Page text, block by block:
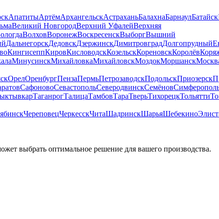
АпатитыАртёмАрхангельскАстраханьБалахнаБарнаулБатайск
Великий НовгородВерхний УфалейВерхняя
ВолховВоронежВоскресенскВыборгВышний
ДальнегорскДедовскДзержинскДимитровградДолгопрудный
КингисеппКировКисловодскКозельскКореновскКоролёв
МинусинскМихайловкаМихайловскМоздокМоршанск
ОрелОренбургПензаПермьПетрозаводскПодольскПриозерск
СафоновоСевастопольСеверодвинскСемёнов
ТаганрогТалицаТамбовТараТверьТихорецкТольятти
ЧереповецЧеркесскЧитаШадринскШарьяШебекино
выбрать оптимальное решение для вашего производства.